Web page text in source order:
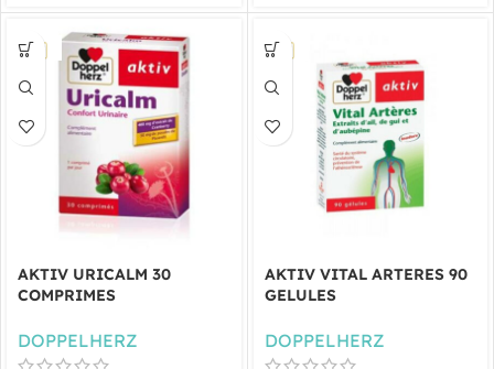
AKTIV URICALM 30
COMPRIMES
DOPPELHERZ
AKTIV VITAL ARTERES 90
GELULES
DOPPELHERZ